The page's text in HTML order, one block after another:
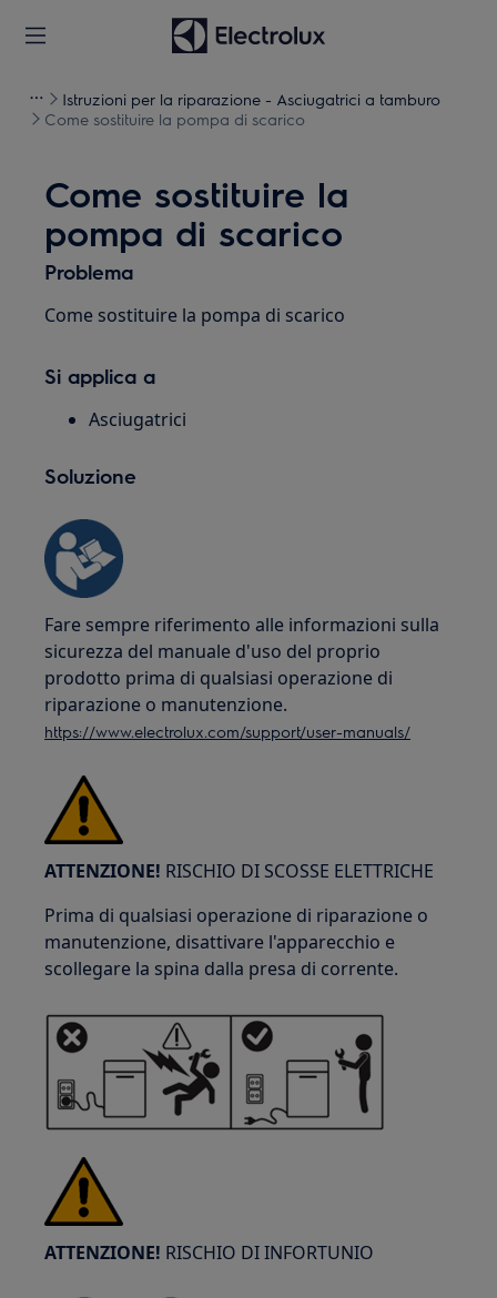
Istruzioni per la riparazione - Asciugatrici a tamburo
Come sostituire la pompa di scarico
Come sostituire la
pompa di scarico
Problema
Come sostituire la pompa di scarico
Si applica a
Asciugatrici
Soluzione
Fare sempre riferimento alle informazioni sulla
sicurezza del manuale d'uso del proprio
prodotto prima di qualsiasi operazione di
riparazione o manutenzione.
https://www.electrolux.com/support/user-manuals/
ATTENZIONE! RISCHIO DI SCOSSE ELETTRICHE
Prima di qualsiasi operazione di riparazione o
manutenzione, disattivare l'apparecchio e
scollegare la spina dalla presa di corrente.
ATTENZIONE! RISCHIO DI INFORTUNIO